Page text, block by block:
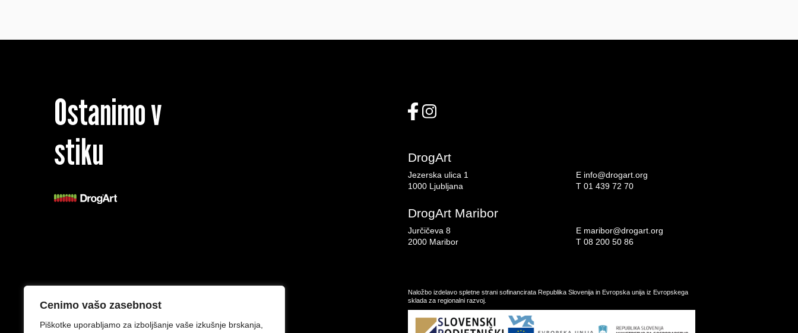
Cenimo vašo zasebnost
Piškotke uporabljamo za izboljšanje vaše izkušnje brskanja,
Ostanimo v
stiku
DrogArt
Jezerska ulica 1
1000 Ljubljana
E info@drogart.org
T 01 439 72 70
DrogArt Maribor
Jurčičeva 8
2000 Maribor
E maribor@drogart.org
T 08 200 50 86
Naložbo izdelavo spletne strani sofinancirata Republika Slovenija in Evropska unija iz Evropskega
sklada za regionalni razvoj.